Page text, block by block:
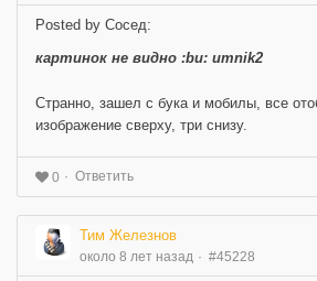
Posted by Сосед:
картинок не видно :bu: umnik2
Странно, зашел с бука и мобилы, все
изображение сверху, три снизу.
0 Ответить
Тим Железнов
около 8 лет назад #45228